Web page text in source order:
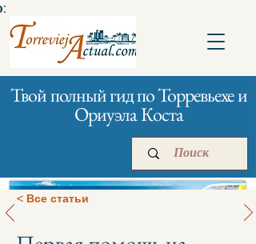
Твой полный гид по Торревьехе и
Ориуэла Коста
< Все статьи